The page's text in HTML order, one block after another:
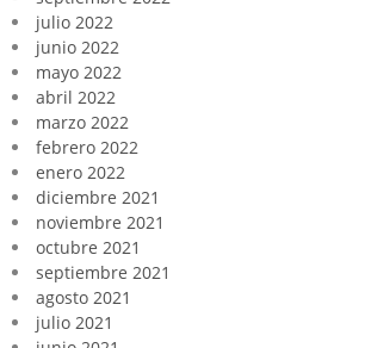
julio 2022
junio 2022
mayo 2022
abril 2022
marzo 2022
febrero 2022
enero 2022
diciembre 2021
noviembre 2021
octubre 2021
septiembre 2021
agosto 2021
julio 2021